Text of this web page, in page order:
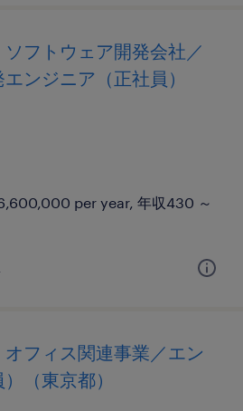
ソフトウェア開発会社／
ンジニア（正社員）
per year, 年収430 ～
オフィス関連事業／エン
（東京都）